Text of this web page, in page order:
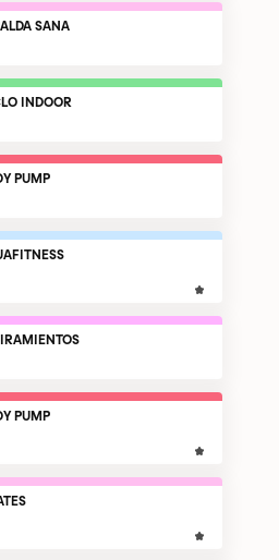
SANA
INDOOR
PUMP
PUMP